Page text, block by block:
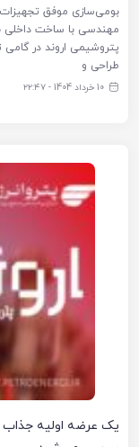
بومی‌سازی موفق
پتروشیمی اروند در گامی
طراحی و
10 خرداد 1404 - ۲۲:۴۷
یک عرضه اولیه جذاب